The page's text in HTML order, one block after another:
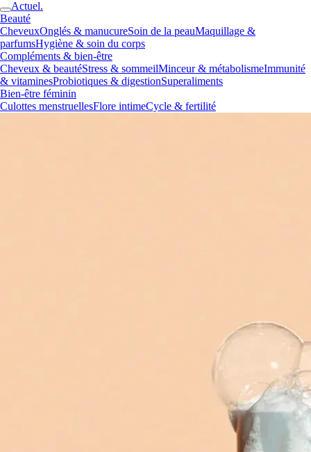
Actuel.
Beauté
CheveuxOnglés & manucureSoin de la peauMaquillage &
parfumsHygiène & soin du corps
Compléments & bien-être
Cheveux & beautéStress & sommeilMinceur & métabolismeImmunité
& vitaminesProbiotiques & digestionSuperaliments
Bien-être féminin
Culottes menstruellesFlore intimeCycle & fertilité